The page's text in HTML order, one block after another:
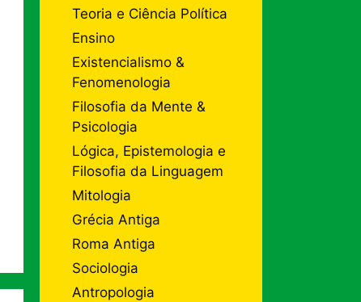
Teoria e Ciência Política
Ensino
Existencialismo &
Fenomenologia
Filosofia da Mente &
Psicologia
Lógica, Epistemologia e
Filosofia da Linguagem
Mitologia
Grécia Antiga
Roma Antiga
Sociologia
Antropologia